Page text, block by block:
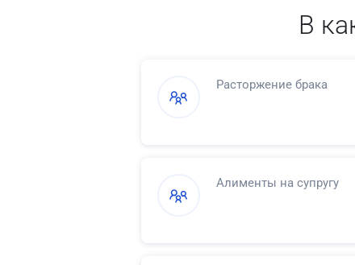
В
Расторжение брака
Алименты на супругу